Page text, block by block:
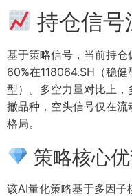
持仓信号
基于策略信号，当前持
60%在118064.SH（稳
型）。多空力量对比上
撤品种，空头信号仅在
格局。
策略核心
该AI量化策略基于多因